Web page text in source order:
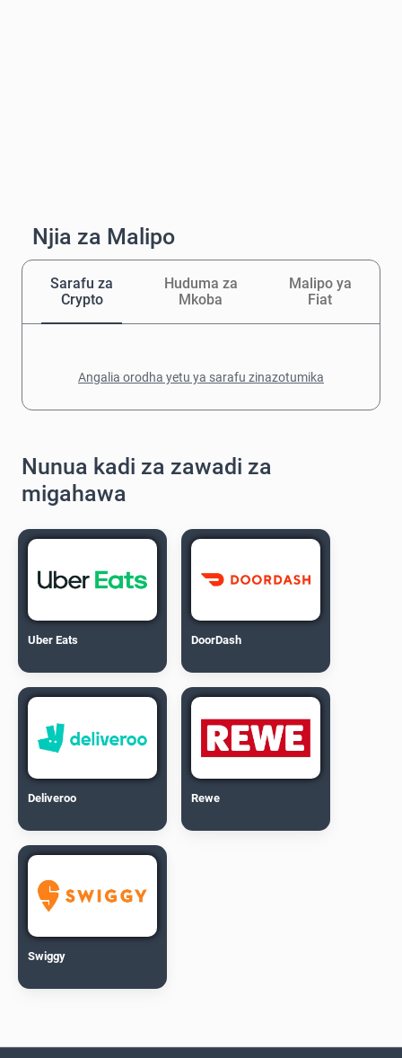
Njia za Malipo
Sarafu za
Crypto
Huduma za
Mkoba
Malipo ya
Fiat
Angalia orodha yetu ya sarafu zinazotumika
Nunua kadi za zawadi za
migahawa
Uber Eats DoorDash
Deliveroo Rewe
Swiggy